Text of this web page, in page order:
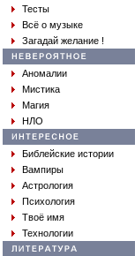
Тесты
Всё о музыке
Загадай желание !
Аномалии
Мистика
Магия
НЛО
Библейские истории
Вампиры
Астрология
Психология
Твоё имя
Технологии